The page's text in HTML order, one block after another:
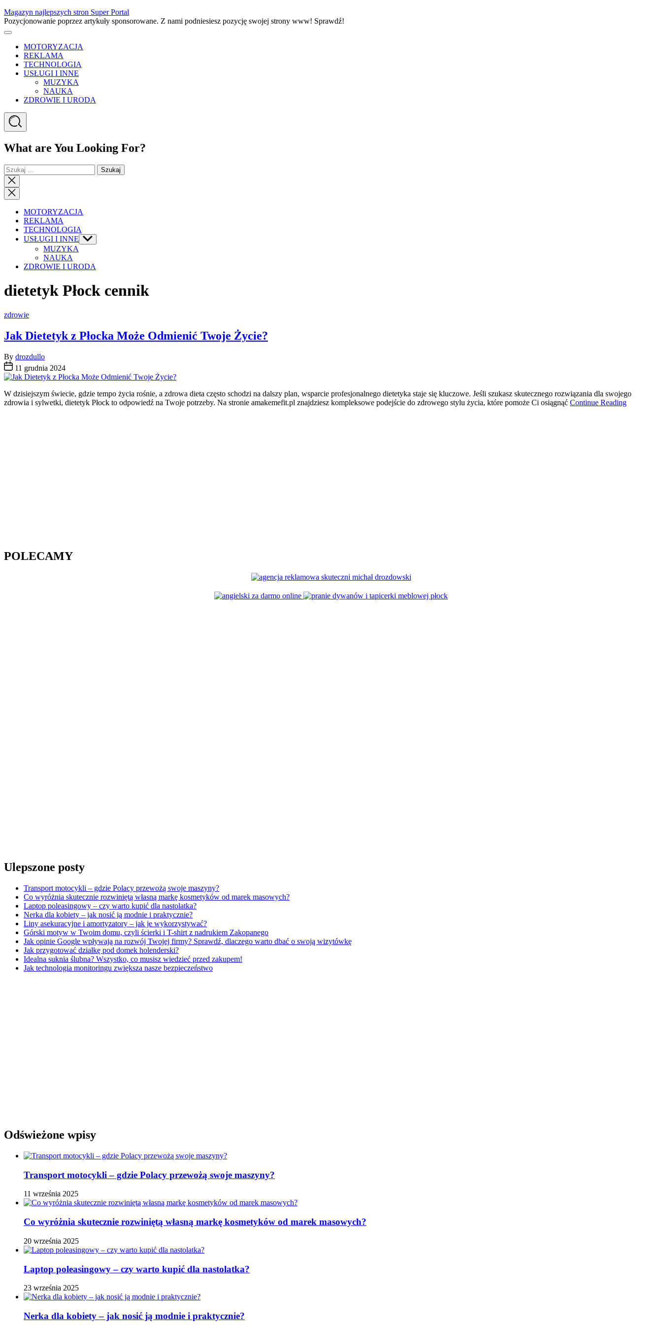
Skip
to
content
Magazyn najlepszych stron Super Portal
Pozycjonowanie poprzez artykuły sponsorowane. Z nami podniesiesz pozycję swojej strony www! Sprawdź!
Menu
MOTORYZACJA
REKLAMA
TECHNOLOGIA
USŁUGI I INNE
MUZYKA
NAUKA
ZDROWIE I URODA
Search
What are You Looking For?
Szukaj:
Close
search
Close
Menu
MOTORYZACJA
REKLAMA
TECHNOLOGIA
USŁUGI I INNE Show
sub
MUZYKA
NAUKA
ZDROWIE I URODA
dietetyk Płock cennik
Categories
zdrowie
Jak Dietetyk z Płocka Może Odmienić Twoje Życie?
By drozdullo
11 grudnia 2024
W dzisiejszym świecie, gdzie tempo życia rośnie, a zdrowa dieta często schodzi na dalszy plan, wsparcie profesjonalnego dietetyka staje się kluczowe. Jeśli szukasz skutecznego rozwiązania dla swojego
zdrowia i sylwetki, dietetyk Płock to odpowiedź na Twoje potrzeby. Na stronie amakemefit.pl znajdziesz kompleksowe podejście do zdrowego stylu życia, które pomoże Ci osiągnąć Continue Reading
POLECAMY
Ulepszone posty
Transport motocykli – gdzie Polacy przewożą swoje maszyny?
Co wyróżnia skutecznie rozwiniętą własną markę kosmetyków od marek masowych?
Laptop poleasingowy – czy warto kupić dla nastolatka?
Nerka dla kobiety – jak nosić ją modnie i praktycznie?
Liny asekuracyjne i amortyzatory – jak je wykorzystywać?
Górski motyw w Twoim domu, czyli ścierki i T-shirt z nadrukiem Zakopanego
Jak opinie Google wpływają na rozwój Twojej firmy? Sprawdź, dlaczego warto dbać o swoją wizytówkę
Jak przygotować działkę pod domek holenderski?
Idealna suknia ślubna? Wszystko, co musisz wiedzieć przed zakupem!
Jak technologia monitoringu zwiększa nasze bezpieczeństwo
Odświeżone wpisy
Transport motocykli – gdzie Polacy przewożą swoje maszyny?
11 września 2025
Co wyróżnia skutecznie rozwiniętą własną markę kosmetyków od marek masowych?
20 września 2025
Laptop poleasingowy – czy warto kupić dla nastolatka?
23 września 2025
Nerka dla kobiety – jak nosić ją modnie i praktycznie?